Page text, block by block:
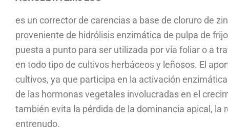
es un corrector de carencias a base de cloruro de
proveniente de hidrólisis enzimática de pulpa de
puesta a punto para ser utilizada por vía foliar o a
en todo tipo de cultivos herbáceos y leñosos. El
cultivos, ya que participa en la activación
de las hormonas vegetales involucradas en el
también evita la pérdida de la dominancia apical, la
entrenudo.